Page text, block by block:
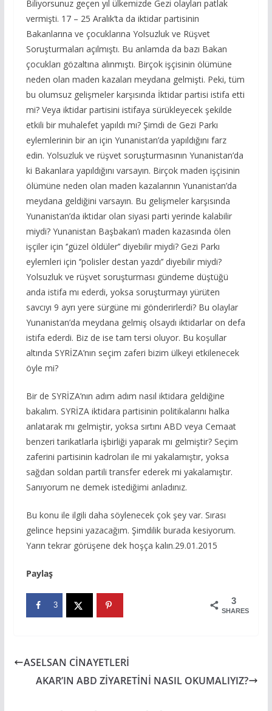
Biliyorsunuz geçen yıl ülkemizde Gezi olayları patlak
vermişti. 17 – 25 Aralık’ta da iktidar partisinin
Bakanlarına ve çocuklarına Yolsuzluk ve Rüşvet
Soruşturmaları açılmıştı. Bu anlamda da bazı Bakan
çocukları gözaltına alınmıştı. Birçok işçisinin ölümüne
neden olan maden kazaları meydana gelmişti. Peki, tüm
bu olumsuz gelişmeler karşısında İktidar partisi istifa etti
mi? Veya iktidar partisini istifaya sürükleyecek şekilde
etkili bir muhalefet yapıldı mı? Şimdi de Gezi Parkı
eylemlerinin bir an için Yunanistan’da yapıldığını farz
edin. Yolsuzluk ve rüşvet soruşturmasının Yunanistan’da
ki Bakanlara yapıldığını varsayın. Birçok maden işçisinin
ölümüne neden olan maden kazalarının Yunanistan’da
meydana geldiğini varsayın. Bu gelişmeler karşısında
Yunanistan’da iktidar olan siyasi parti yerinde kalabilir
miydi? Yunanistan Başbakan’ı maden kazasında ölen
işçiler için ‘’güzel öldüler’’ diyebilir miydi? Gezi Parkı
eylemleri için ‘’polisler destan yazdı’’ diyebilir miydi?
Yolsuzluk ve rüşvet soruşturması gündeme düştüğü
anda istifa mı ederdi, yoksa soruşturmayı yürüten
savcıyı 9 ayrı yere sürgüne mi gönderirlerdi? Bu olaylar
Yunanistan’da meydana gelmiş olsaydı iktidarlar on defa
istifa ederdi. Biz de ise tam tersi oluyor. Bu koşullar
altında SYRİZA’nın seçim zaferi bizim ülkeyi etkilenecek
öyle mi?
Bir de SYRİZA’nın adım adım nasıl iktidara geldiğine
bakalım. SYRİZA iktidara partisinin politikalarını halka
anlatarak mı gelmiştir, yoksa sırtını ABD veya Cemaat
benzeri tarikatlarla işbirliği yaparak mı gelmiştir? Seçim
zaferini partisinin kadroları ile mi yakalamıştır, yoksa
sağdan soldan partili transfer ederek mi yakalamıştır.
Sanıyorum ne demek istediğimi anladınız.
Bu konu ile ilgili daha söylenecek çok şey var. Sırası
gelince hepsini yazacağım. Şimdilik burada kesiyorum.
Yarın tekrar görüşene dek hoşça kalın.29.01.2015
Paylaş
3
SHARES
3
ASELSAN CİNAYETLERİ
AKAR’IN ABD ZİYARETİNİ NASIL OKUMALIYIZ?